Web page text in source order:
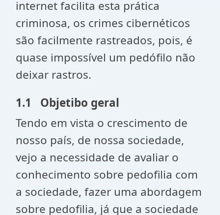
internet facilita esta prática
criminosa, os crimes cibernéticos
são facilmente rastreados, pois, é
quase impossível um pedófilo não
deixar rastros.
1.1 Objetibo geral
Tendo em vista o crescimento de
nosso país, de nossa sociedade,
vejo a necessidade de avaliar o
conhecimento sobre pedofilia com
a sociedade, fazer uma abordagem
sobre pedofilia, já que a sociedade